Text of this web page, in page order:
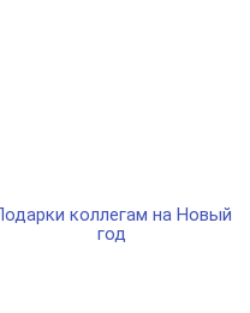
коллегам на Новый
год